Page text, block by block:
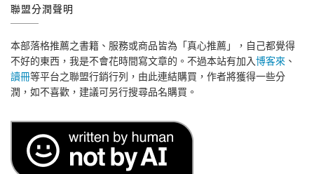
聯盟分潤聲明
本部落格推薦之書籍、服務或商品皆為「真心推薦」，自己都覺得
不好的東西，我是不會花時間寫文章的。不過本站有加入博客來 、
讀冊等平台之聯盟行銷行列，由此連結購買，作者將獲得一些分
潤，如不喜歡，建議可另行搜尋品名購買。